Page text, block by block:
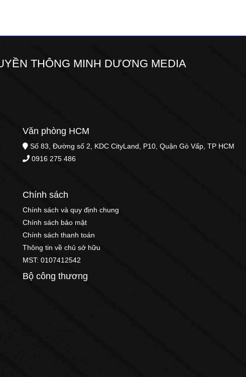
THÔNG MINH DƯƠNG MEDIA
Văn phòng HCM
Số 83, Đường số 2, KDC CityLand, P10, Quận Gò Vấp, TP HCM
0916 275 486
Chính sách
Chính sách và quy định chung
Chính sách bảo mật
Chính sách thanh toán
Thông tin về chủ sở hữu
MST: 0107412542
Bộ công thương